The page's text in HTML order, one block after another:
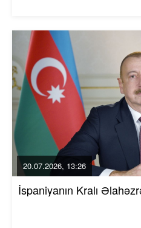
20.07.2026, 13:26
İspaniyanın Kralı